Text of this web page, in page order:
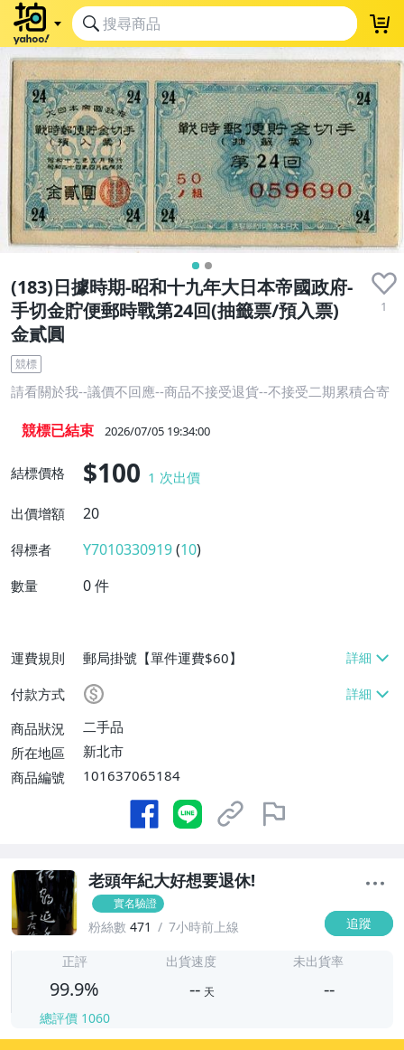
(183)日據時期-昭和十九年大日本帝國政府-
手切金貯便郵時戰第24回(抽籤票/預入票)
金貳圓
1
競標
請看關於我--議價不回應--商品不接受退貨--不接受二期累積合寄
競標已結束 2026/07/05 19:34:00
結標價格 $100 1 次出價
出價增額
20
得標者 Y7010330919(10)
數量 0件
運費規則
郵局掛號【單件運費$60】
付款方式
商品狀況
二手品
所在地區
新北市
商品編號
101637065184
老頭年紀大好想要退休!
實名驗證
粉絲數 471 7小時前上線 追蹤
正評
99.9%
總評價 1060
出貨速度
-- 天
未出貨率
--